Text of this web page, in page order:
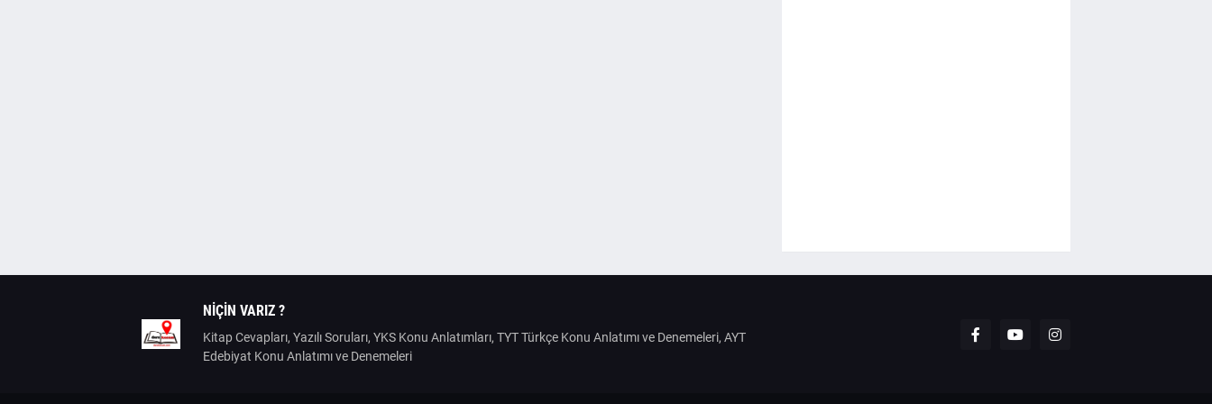
NIÇIN VARIZ ?
Kitap Cevapları, Yazılı Soruları, YKS Konu Anlatımları, TYT Türkçe Konu Anlatımı ve Denemeleri, AYT
Edebiyat Konu Anlatımı ve Denemeleri